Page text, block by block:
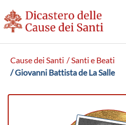
Cause dei Santi / Santi e Beati
/ Giovanni Battista de La Salle